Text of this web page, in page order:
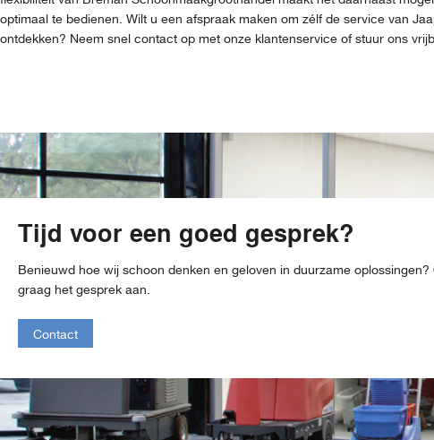
optimaal te bedienen. Wilt u een afspraak maken om zélf de service van
ontdekken? Neem snel contact op met onze klantenservice of stuur ons
Tijd voor een goed gesprek?
Benieuwd hoe wij schoon denken en geloven in duurzame
graag het gesprek aan.
Contact